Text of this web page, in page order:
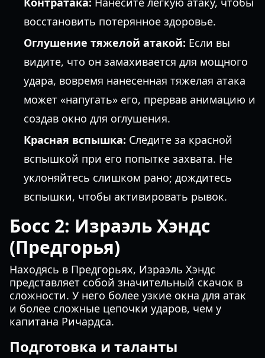
восстановить потерянное здоровье.
Оглушение тяжелой атакой: Если вы
видите, что он замахивается для мощного
удара, вовремя нанесенная тяжелая атака
может «напугать» его, прервав анимацию и
создав окно для оглушения.
Красная вспышка: Следите за красной
вспышкой при его попытке захвата. Не
уклоняйтесь слишком рано; дождитесь
вспышки, чтобы активировать рывок.
Босс 2: Израэль Хэндс
(Предгорья)
Находясь в Предгорьях, Израэль Хэндс
представляет собой значительный скачок в
сложности. У него более узкие окна для атак
и более сложные цепочки ударов, чем у
капитана Ричардса.
Подготовка и таланты